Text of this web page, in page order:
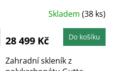
Průměrné
hodnocení
5,0
z
hvězdiček.
Skladem(38 ks)
28 499 Kč Do košíku
Zahradní skleník z